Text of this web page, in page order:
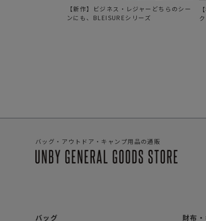
【新作】ビジネス・レジャーどちらのシー
ンにも、BLEISUREシリーズ
バッグ・アウトドア・キャンプ用品の通販
バッグ 財布